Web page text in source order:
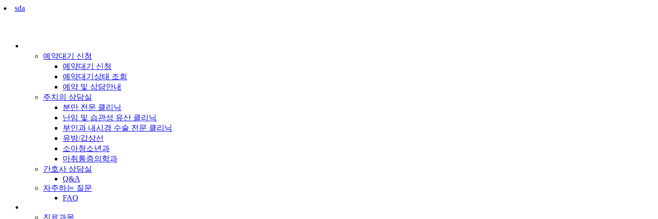
sda
예약대기 신청
예약대기 신청
예약대기상태 조회
예약 및 상담안내
주치의 상담실
분만 전문 클리닉
난임 및 습관성 유산 클리닉
부인과 내시경 수술 전문 클리닉
유방/갑상선
소아청소년과
마취통증의학과
간호사 상담실
Q&A
자주하는 질문
FAQ
진료과목